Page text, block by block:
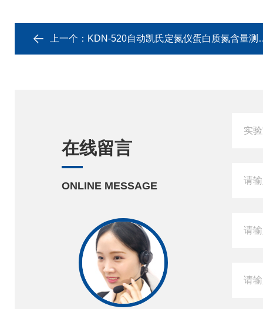
上一个： KDN-520自动凯氏定氮仪蛋白质氮含量测定装置
在线留言
ONLINE MESSAGE